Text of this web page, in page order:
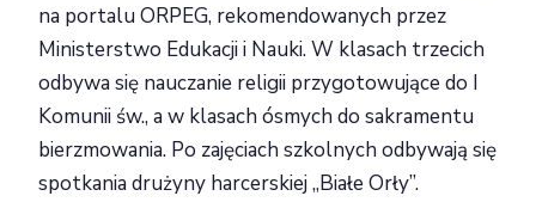
na portalu ORPEG, rekomendowanych przez
Ministerstwo Edukacji i Nauki. W klasach trzecich
odbywa się nauczanie religii przygotowujące do I
Komunii św., a w klasach ósmych do sakramentu
bierzmowania. Po zajęciach szkolnych odbywają się
spotkania drużyny harcerskiej „Białe Orły”.